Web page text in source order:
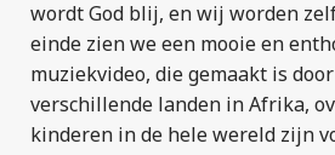
wordt God blij, en wij worden
einde zien we een mooie en
muziekvideo, die gemaakt is
verschillende landen in Afrika,
kinderen in de hele wereld zijn